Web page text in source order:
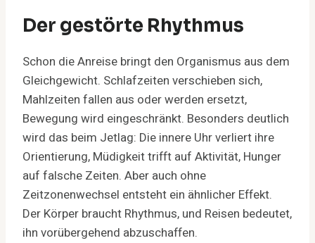
Der gestörte Rhythmus
Schon die Anreise bringt den Organismus aus dem
Gleichgewicht. Schlafzeiten verschieben sich,
Mahlzeiten fallen aus oder werden ersetzt,
Bewegung wird eingeschränkt. Besonders deutlich
wird das beim Jetlag: Die innere Uhr verliert ihre
Orientierung, Müdigkeit trifft auf Aktivität, Hunger
auf falsche Zeiten. Aber auch ohne
Zeitzonenwechsel entsteht ein ähnlicher Effekt.
Der Körper braucht Rhythmus, und Reisen bedeutet,
ihn vorübergehend abzuschaffen.